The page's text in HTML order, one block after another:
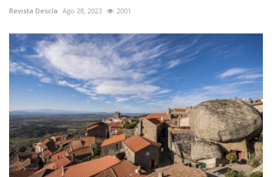
Revista Descla Ago 28, 2023 2001